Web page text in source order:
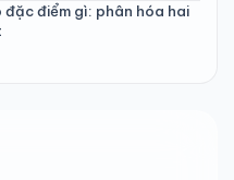
đặc điểm gì: phân hóa hai